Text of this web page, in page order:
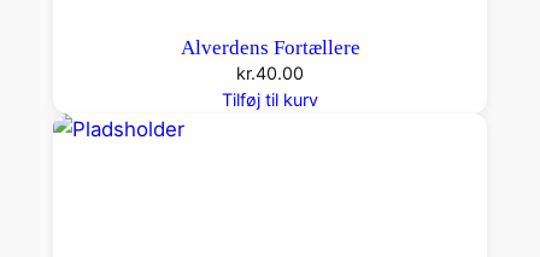
Alverdens Fortællere
kr.40.00
Tilføj til kurv